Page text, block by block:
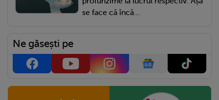
se face că încă...
Ne găsești pe